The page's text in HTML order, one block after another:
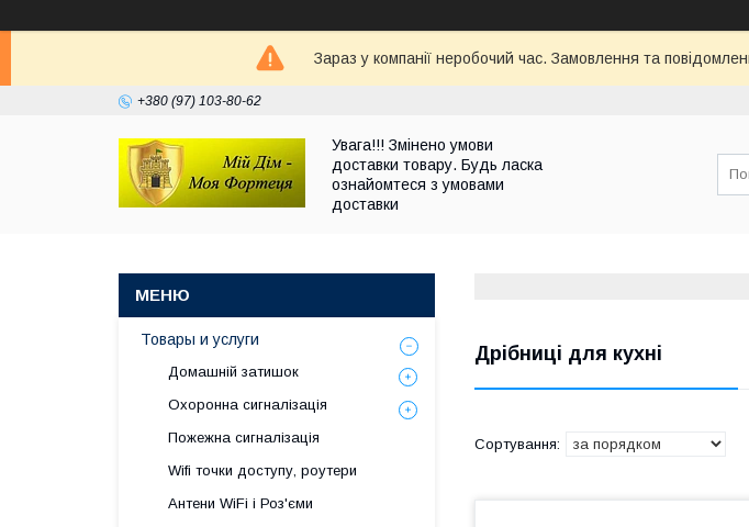
Зараз у компанії неробочий час. Замовлення та
+380 (97) 103-80-62
Увага!!! Змінено умови
доставки товару. Будь ласка
ознайомтеся з умовами
доставки
Дрібниці для кухні
Товары и услуги
Домашній затишок
Охоронна сигналізація
Пожежна сигналізація
Wifi точки доступу, роутери
Антени WiFi і Роз'єми